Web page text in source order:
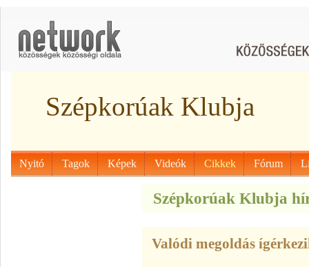
Szépkorúak Klubja
Nyitó Tagok Képek Videók Cikkek Fórum
Szépkorúak Klubja
Valódi megoldás